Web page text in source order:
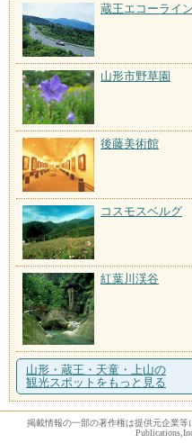
蔵王エコーライン
山形市野草園
後藤美術館
コスモスベルグ
紅葉川渓谷
山形・蔵王・天童・上山の
観光スポットをもっと見る
掲載情報の一部の著作権は提供元企業等